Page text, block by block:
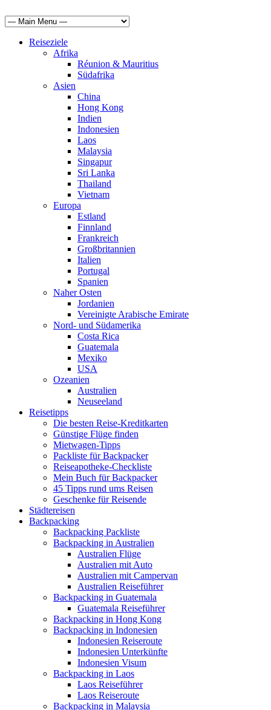
Reiseziele
Afrika
Réunion & Mauritius
Südafrika
Asien
China
Hong Kong
Indien
Indonesien
Laos
Malaysia
Singapur
Sri Lanka
Thailand
Vietnam
Europa
Estland
Finnland
Frankreich
Großbritannien
Italien
Portugal
Spanien
Naher Osten
Jordanien
Vereinigte Arabische Emirate
Nord- und Südamerika
Costa Rica
Guatemala
Mexiko
USA
Ozeanien
Australien
Neuseeland
Reisetipps
Die besten Reise-Kreditkarten
Günstige Flüge finden
Mietwagen-Tipps
Packliste für Backpacker
Reiseapotheke-Checkliste
Mein Buch für Backpacker
45 Tipps rund ums Reisen
Geschenke für Reisende
Städtereisen
Backpacking
Backpacking Packliste
Backpacking in Australien
Australien Flüge
Australien mit Auto
Australien mit Campervan
Australien Reiseführer
Backpacking in Guatemala
Guatemala Reiseführer
Backpacking in Hong Kong
Backpacking in Indonesien
Indonesien Reiseroute
Indonesien Unterkünfte
Indonesien Visum
Backpacking in Laos
Laos Reiseführer
Laos Reiseroute
Backpacking in Malaysia